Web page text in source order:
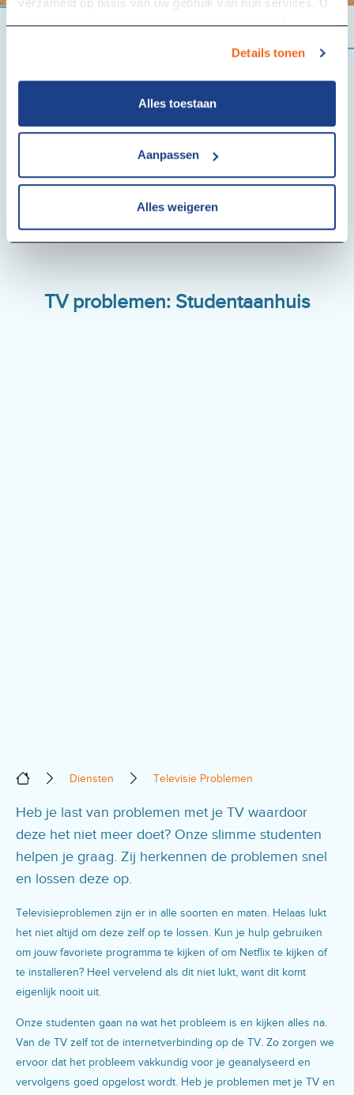
verzameld op basis van uw gebruik van hun services. U
Details tonen
Alles toestaan
Aanpassen
Alles weigeren
TV problemen: Studentaanhuis
Diensten Televisie Problemen
Heb je last van problemen met je TV waardoor
deze het niet meer doet? Onze slimme studenten
helpen je graag. Zij herkennen de problemen snel
en lossen deze op.
Televisieproblemen zijn er in alle soorten en maten. Helaas lukt
het niet altijd om deze zelf op te lossen. Kun je hulp gebruiken
om jouw favoriete programma te kijken of om Netflix te kijken of
te installeren? Heel vervelend als dit niet lukt, want dit komt
eigenlijk nooit uit.
Onze studenten gaan na wat het probleem is en kijken alles na.
Van de TV zelf tot de internetverbinding op de TV. Zo zorgen we
ervoor dat het probleem vakkundig voor je geanalyseerd en
vervolgens goed opgelost wordt. Heb je problemen met je TV en